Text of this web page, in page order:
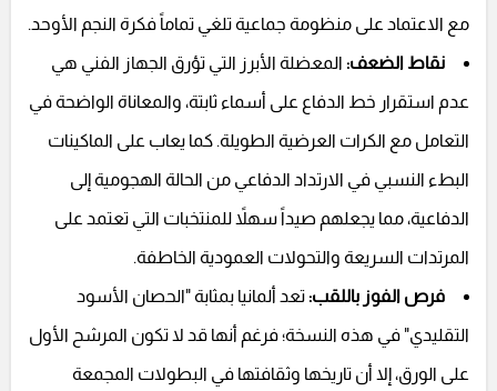
مع الاعتماد على منظومة جماعية تلغي تماماً فكرة النجم الأوحد.
نقاط الضعف: المعضلة الأبرز التي تؤرق الجهاز الفني هي
عدم استقرار خط الدفاع على أسماء ثابتة، والمعاناة الواضحة في
التعامل مع الكرات العرضية الطويلة. كما يعاب على الماكينات
البطء النسبي في الارتداد الدفاعي من الحالة الهجومية إلى
الدفاعية، مما يجعلهم صيداً سهلاً للمنتخبات التي تعتمد على
المرتدات السريعة والتحولات العمودية الخاطفة.
فرص الفوز باللقب:تعد ألمانيا بمثابة "الحصان الأسود
التقليدي" في هذه النسخة؛ فرغم أنها قد لا تكون المرشح الأول
على الورق، إلا أن تاريخها وثقافتها في البطولات المجمعة